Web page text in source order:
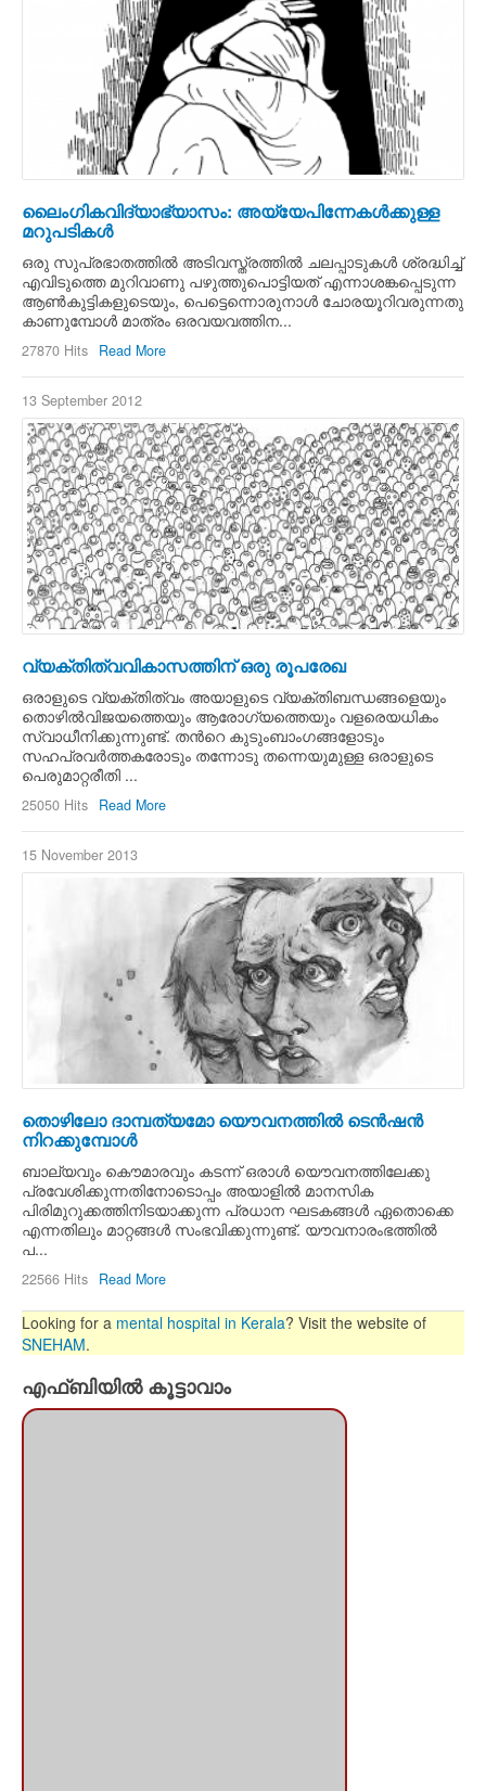
ലൈംഗികവിദ്യാഭ്യാസം: അയ്യേപിന്നേകള്‍ക്കുള്ള
മറുപടികള്‍
ഒരു സുപ്രഭാതത്തില്‍ അടിവസ്ത്രത്തില്‍ ചലപ്പാടുകള്‍ ശ്രദ്ധിച്ച്
എവിടുത്തെ മുറിവാണു പഴുത്തുപൊട്ടിയത് എന്നാശങ്കപ്പെടുന്ന
ആണ്‍കുട്ടികളുടെയും, പെട്ടെന്നൊരുനാള്‍ ചോരയൂറിവരുന്നതു
കാണുമ്പോള്‍ മാത്രം ഒരവയവത്തിന...
27870 Hits Read More
13 September 2012
വ്യക്തിത്വവികാസത്തിന് ഒരു രൂപരേഖ
ഒരാളുടെ വ്യക്തിത്വം അയാളുടെ വ്യക്തിബന്ധങ്ങളെയും
തൊഴില്‍വിജയത്തെയും ആരോഗ്യത്തെയും വളരെയധികം
സ്വാധീനിക്കുന്നുണ്ട്. തന്‍റെ കുടുംബാംഗങ്ങളോടും
സഹപ്രവര്‍ത്തകരോടും തന്നോടു തന്നെയുമുള്ള ഒരാളുടെ
പെരുമാറ്റരീതി ...
25050 Hits Read More
15 November 2013
തൊഴിലോ ദാമ്പത്യമോ യൌവനത്തില്‍ ടെന്‍ഷന്‍
നിറക്കുമ്പോള്‍
ബാല്യവും കൌമാരവും കടന്ന്‍ ഒരാള്‍ യൌവനത്തിലേക്കു
പ്രവേശിക്കുന്നതിനോടൊപ്പം അയാളില്‍ മാനസിക
പിരിമുറുക്കത്തിനിടയാക്കുന്ന പ്രധാന ഘടകങ്ങള്‍ ഏതൊക്കെ
എന്നതിലും മാറ്റങ്ങള്‍ സംഭവിക്കുന്നുണ്ട്. യൗവനാരംഭത്തില്‍
പ...
22566 Hits Read More
Looking for a mental hospital in Kerala? Visit the website of
SNEHAM.
എഫ്ബിയില്‍ കൂട്ടാവാം